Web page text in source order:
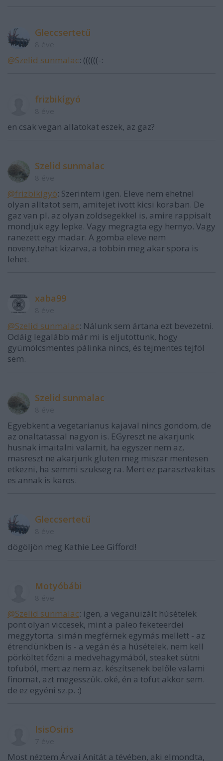
Gleccsertetű
@Szelid sunmalac: ((((((-:
frizbikígyó
en csak vegan allatokat eszek, az gaz?
Szelid sunmalac
@frizbikígyó: Szerintem igen. Eleve nem ehetnel
olyan alltatot sem, amitejet ivott kicsi koraban. De
gaz van pl. az olyan zoldsegekkel is, amire rappisalt
mondjuk egy lepke. Vagy megragta egy hernyo. Vagy
ranezett egy madar. A gomba eleve nem
noveny,tehat kizarva, a tobbin meg akar spora is
lehet.
xaba99
@Szelid sunmalac: Nálunk sem ártana ezt bevezetni.
Odáig legalább már mi is eljutottunk, hogy
gyümölcsmentes pálinka nincs, és tejmentes tejföl
sem.
Szelid sunmalac
Egyebkent a vegetarianus kajaval nincs gondom, de
az onaltatassal nagyon is. EGyreszt ne akarjunk
husnak imaitalni valamit, ha egyszer nem az,
masreszt ne akarjunk gluten meg miszar mentesen
etkezni, ha semmi szukseg ra. Mert ez parasztvakitas
es annak is karos.
Gleccsertetű
dögöljön meg Kathie Lee Gifford!
Motyóbábi
@Szelid sunmalac: igen, a veganuizált húsételek
pont olyan viccesek, mint a paleo feketeerdei
meggytorta. simán megférnek egymás mellett - az
étrendünkben is - a vegán és a húsételek. nem kell
pörköltet főzni a medvehagymából, steaket sütni
tofuból, mert az nem az. készítsenek belőle valami
finomat, azt megesszük. oké, én a tofut akkor sem.
de ez egyéni sz.p. :)
IsisOsiris
Most néztem Árvai Anitát a tévében, aki elmondta,